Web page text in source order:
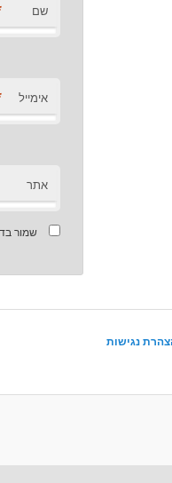
שם
אימייל
אתר
שמור
נגישות